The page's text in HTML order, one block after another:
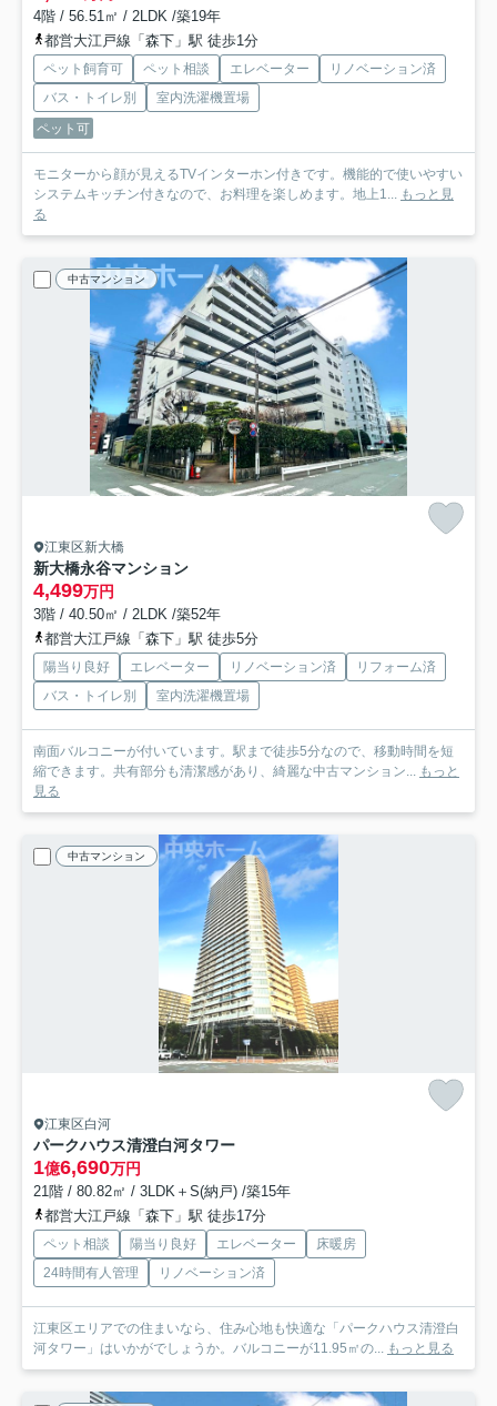
4階 / 56.51㎡ / 2LDK /築19年
都営大江戸線「森下」駅 徒歩1分
ペット飼育可 ペット相談 エレベーター
リノベーション済
バス・トイレ別
室内洗濯機置場
ペット可
モニターから顔が見えるTVインターホン付きです。機能的で使いやすい
システムキッチン付きなので、お料理を楽しめます。地上1... もっと見
る
中古マンション
江東区新大橋
新大橋永谷マンション
4,499万円
3階 / 40.50㎡ / 2LDK /築52年
都営大江戸線「森下」駅 徒歩5分
陽当り良好 エレベーター リノベーション済
リフォーム済
バス・トイレ別
室内洗濯機置場
南面バルコニーが付いています。駅まで徒歩5分なので、移動時間を短
縮できます。共有部分も清潔感があり、綺麗な中古マンション... もっと
見る
中古マンション
江東区白河
パークハウス清澄白河タワー
1億6,690万円
21階 / 80.82㎡ / 3LDK＋S(納戸) /築15年
都営大江戸線「森下」駅 徒歩17分
ペット相談 陽当り良好 エレベーター
床暖房
24時間有人管理
リノベーション済
江東区エリアでの住まいなら、住み心地も快適な「パークハウス清澄白
河タワー」はいかがでしょうか。バルコニーが11.95㎡の... もっと見る